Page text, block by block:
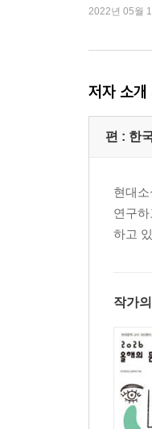
이유리｜치
[작품 해설]
장류진｜
2022년 05월
저자 소개
편 : 한
현대
연구
하고
작가